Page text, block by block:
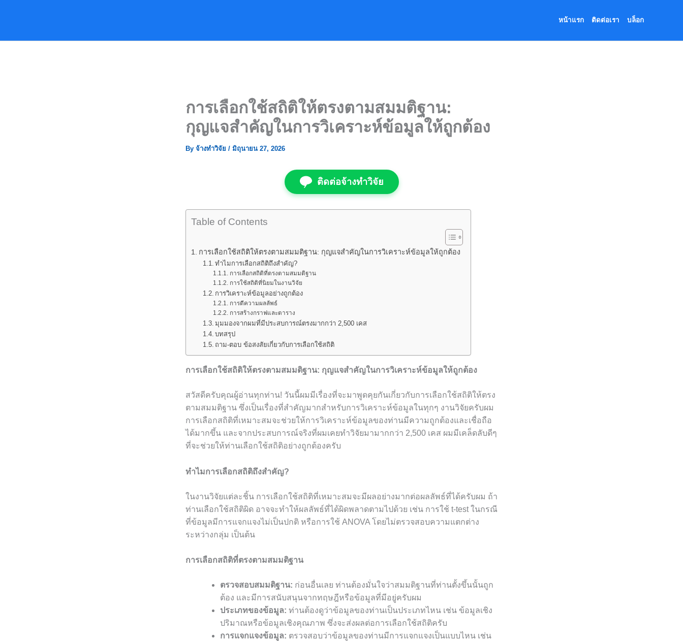
หน้าแรก ติดต่อเรา บล็อก
การเลือกใช้สถิติให้ตรงตามสมมติฐาน:
กุญแจสำคัญในการวิเคราะห์ข้อมูลให้ถูกต้อง
By จ้างทำวิจัย / มิถุนายน 27, 2026
ติดต่อจ้างทำวิจัย
Table of Contents
การเลือกใช้สถิติให้ตรงตามสมมติฐาน: กุญแจสำคัญในการวิเคราะห์ข้อมูลให้ถูกต้อง
ทำไมการเลือกสถิติถึงสำคัญ?
การเลือกสถิติที่ตรงตามสมมติฐาน
การใช้สถิติที่นิยมในงานวิจัย
การวิเคราะห์ข้อมูลอย่างถูกต้อง
การตีความผลลัพธ์
การสร้างกราฟและตาราง
มุมมองจากผมที่มีประสบการณ์ตรงมากกว่า 2,500 เคส
บทสรุป
ถาม-ตอบ ข้อสงสัยเกี่ยวกับการเลือกใช้สถิติ
การเลือกใช้สถิติให้ตรงตามสมมติฐาน: กุญแจสำคัญในการวิเคราะห์ข้อมูลให้ถูกต้อง
สวัสดีครับคุณผู้อ่านทุกท่าน! วันนี้ผมมีเรื่องที่จะมาพูดคุยกันเกี่ยวกับการเลือกใช้สถิติให้ตรง
ตามสมมติฐาน ซึ่งเป็นเรื่องที่สำคัญมากสำหรับการวิเคราะห์ข้อมูลในทุกๆ งานวิจัยครับผม
การเลือกสถิติที่เหมาะสมจะช่วยให้การวิเคราะห์ข้อมูลของท่านมีความถูกต้องและเชื่อถือ
ได้มากขึ้น และจากประสบการณ์จริงที่ผมเคยทำวิจัยมามากกว่า 2,500 เคส ผมมีเคล็ดลับดีๆ
ที่จะช่วยให้ท่านเลือกใช้สถิติอย่างถูกต้องครับ
ทำไมการเลือกสถิติถึงสำคัญ?
ในงานวิจัยแต่ละชิ้น การเลือกใช้สถิติที่เหมาะสมจะมีผลอย่างมากต่อผลลัพธ์ที่ได้ครับผม ถ้า
ท่านเลือกใช้สถิติผิด อาจจะทำให้ผลลัพธ์ที่ได้ผิดพลาดตามไปด้วย เช่น การใช้ t-test ในกรณี
ที่ข้อมูลมีการแจกแจงไม่เป็นปกติ หรือการใช้ ANOVA โดยไม่ตรวจสอบความแตกต่าง
ระหว่างกลุ่ม เป็นต้น
การเลือกสถิติที่ตรงตามสมมติฐาน
ตรวจสอบสมมติฐาน: ก่อนอื่นเลย ท่านต้องมั่นใจว่าสมมติฐานที่ท่านตั้งขึ้นนั้นถูก
ต้อง และมีการสนับสนุนจากทฤษฎีหรือข้อมูลที่มีอยู่ครับผม
ประเภทของข้อมูล: ท่านต้องดูว่าข้อมูลของท่านเป็นประเภทไหน เช่น ข้อมูลเชิง
ปริมาณหรือข้อมูลเชิงคุณภาพ ซึ่งจะส่งผลต่อการเลือกใช้สถิติครับ
การแจกแจงข้อมูล: ตรวจสอบว่าข้อมูลของท่านมีการแจกแจงเป็นแบบไหน เช่น